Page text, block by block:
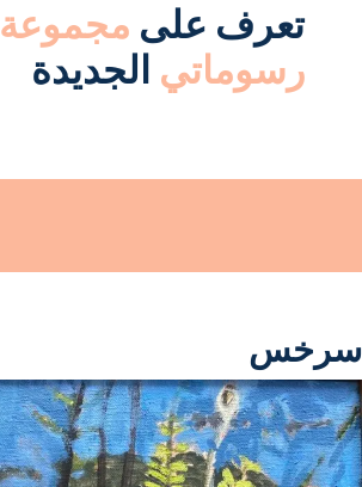
تعرف على مجموعة
رسوماتي الجديدة
سرخس